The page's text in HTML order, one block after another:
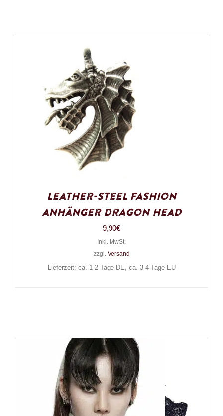
Leather-Steel Fashion
Anhänger Dragon Head
9,90€
Inkl. MwSt.
zzgl. Versand
Lieferzeit: ca. 1-2 Tage DE, ca. 3-4 Tage EU